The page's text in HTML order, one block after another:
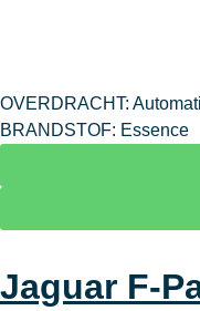
OVERDRACHT:
BRANDSTOF: Essence
Jaguar F-